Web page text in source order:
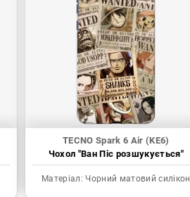
TECNO Spark 6 Air (KE6)
Чохол "Ван Піс розшукується"
Матеріал: Чорний матовий силікон